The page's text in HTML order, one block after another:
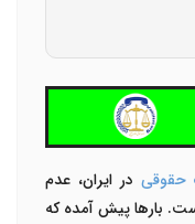
حقوقیدر ایران، عدم
بارها پیش آمده که